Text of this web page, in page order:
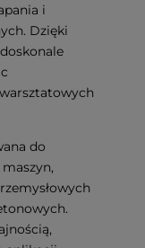
i
Dzięki
do